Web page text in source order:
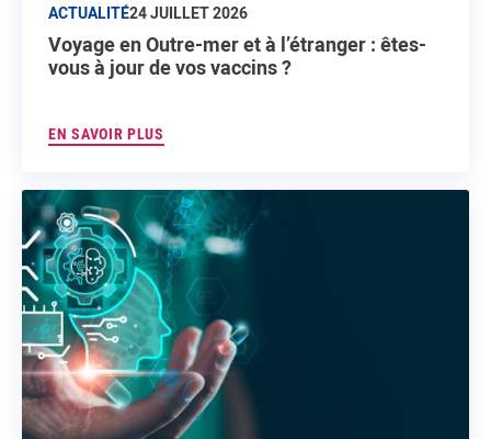
ACTUALITÉ24 JUILLET 2026
Voyage en Outre-mer et à l’étranger : êtes-
vous à jour de vos vaccins ?
EN SAVOIR PLUS